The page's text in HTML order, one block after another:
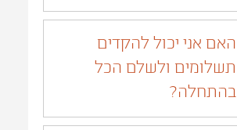
האם אני יכול להקדים
תשלומים ולשלם הכל
בהתחלה?